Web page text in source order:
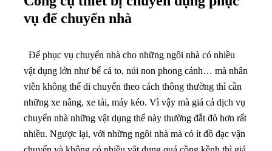
chuyển và không có nhiều vật dụng quá cồng kềnh thì giá
cả cho những lần chuyển nhà thế này rất rẻ.
Thời điểm đặt lịch chuyển nhà
các dịch vụ thường tăng cao và
dịch vụ chuyển nhà liên
tỉnh
không phải ngoại lệ. Nếu bạn có nhu cầu chuyển nhà
trong những dịp này thì bạn sẽ phải trả mức giá cao hơn